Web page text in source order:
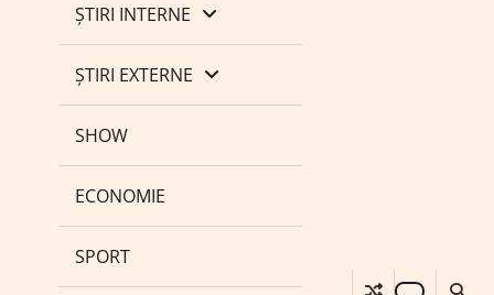
ȘTIRI INTERNE
ȘTIRI EXTERNE
SHOW
ECONOMIE
SPORT